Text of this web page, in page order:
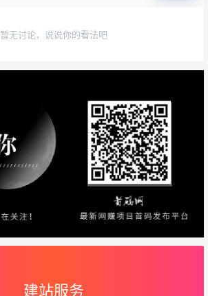
暂无讨论，说说你的看法吧
建站服务